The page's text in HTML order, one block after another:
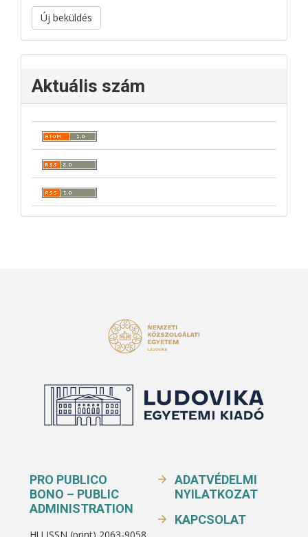
Új beküldés
Aktuális szám
PRO PUBLICO
BONO – PUBLIC
ADMINISTRATION
HU ISSN (print) 2063-9058
ADATVÉDELMI
NYILATKOZAT
KAPCSOLAT